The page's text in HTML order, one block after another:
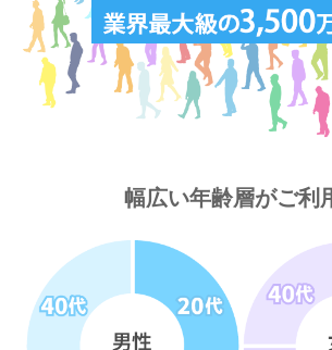
幅広い年齢層がご利